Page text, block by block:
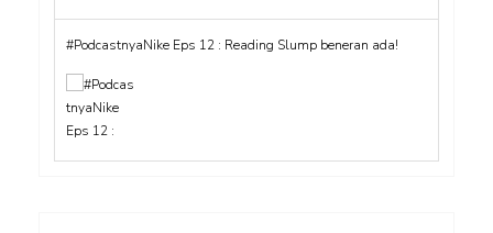
#PodcastnyaNike Eps 12 : Reading Slump beneran ada!